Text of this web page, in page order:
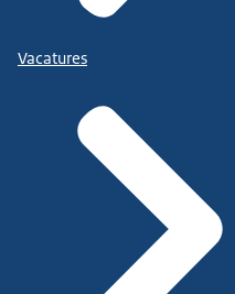
Vacatures